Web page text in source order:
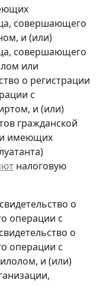
совершающего
и (или)
совершающего
или
о регистрации
с
и (или)
гражданской
и имеющих
налоговую
о
операции с
о
операции с
и (или)